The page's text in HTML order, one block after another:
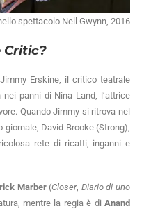
spettacolo Nell Gwynn, 2016
Critic?
Erskine, il critico teatrale
panni di Nina Land, l’attrice
Quando Jimmy si ritrova nel
David Brooke (Strong),
rete di ricatti, inganni e
Marber(Closer, Diario di uno
mentre la regia è di Anand